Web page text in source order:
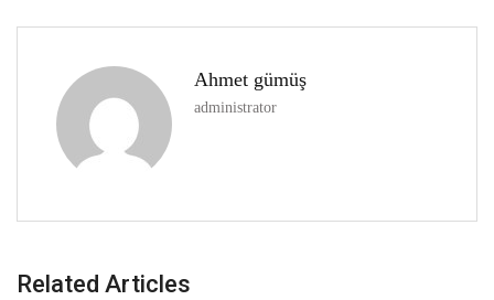
Ahmet gümüş
administrator
Related Articles